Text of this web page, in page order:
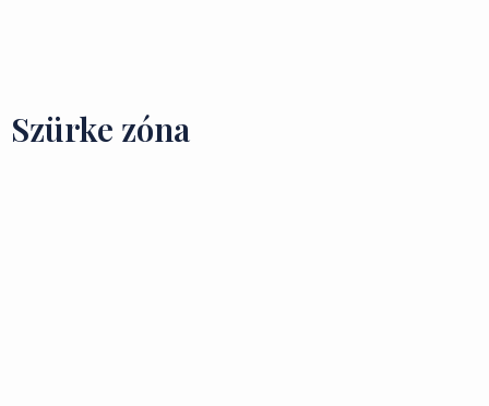
Szürke zóna